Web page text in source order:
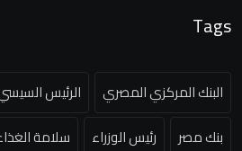
Tags
البنك المركزي المصري الرئيس
بنك مصر
رئيس الوزراء سلامة